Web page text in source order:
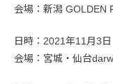
会場：新潟 GOLDEN
日時：2021年11月3
会場：宮城・仙台